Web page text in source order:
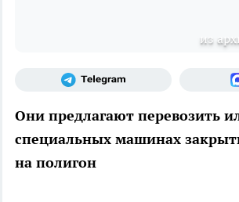
из
Они предлагают перевозить
специальных машинах
на полигон